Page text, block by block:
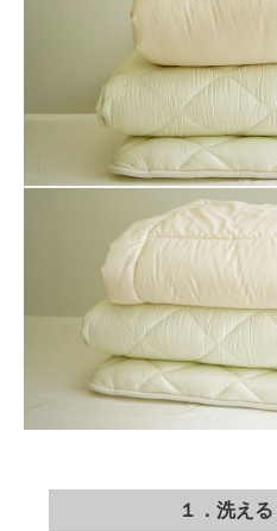
１．洗え